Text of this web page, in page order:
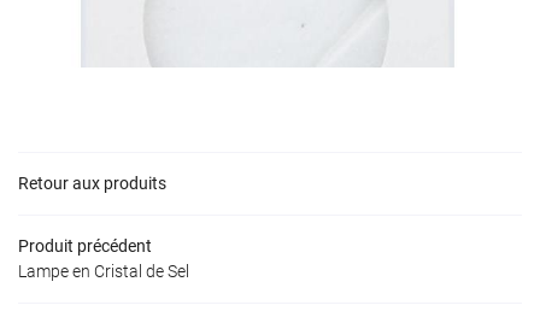
& IDÉES CADEAUX
Retour aux produits
Produit précédent
Lampe en Cristal de Sel